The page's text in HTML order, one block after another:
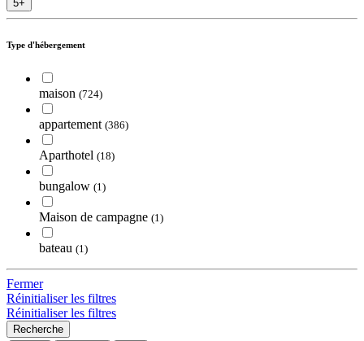
5+
Type d'hébergement
maison (724)
appartement (386)
Aparthotel (18)
bungalow (1)
Maison de campagne (1)
bateau (1)
Fermer
Réinitialiser les filtres
Réinitialiser les filtres